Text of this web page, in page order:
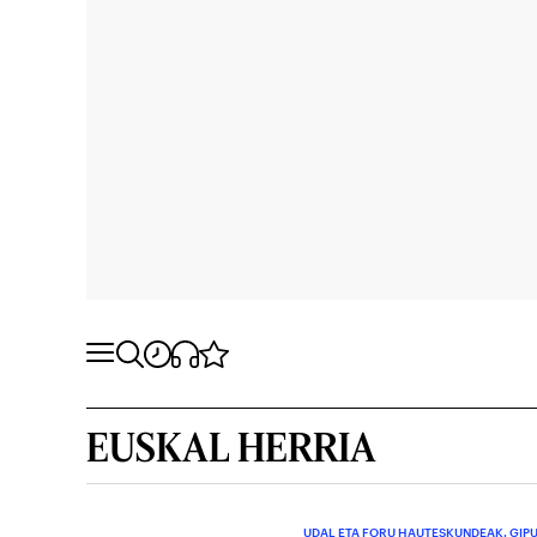
EUSKAL HERRIA
UDAL ETA FORU HAUTESKUNDEAK.